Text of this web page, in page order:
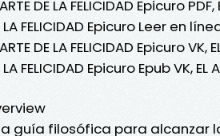
DE LA FELICIDAD Epicuro
LA FELICIDAD Epicuro Leer en
DE LA FELICIDAD Epicuro VK,
LA FELICIDAD Epicuro Epub VK,
guía filosófica para alcanzar